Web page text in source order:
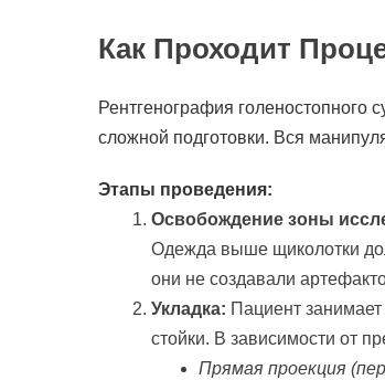
Как Проходит
Рентгенография
сложной подготовки. Вся
Этапы проведения:
Освобождение зоны
Одежда выше щиколотки
они не создавали
Укладка: Пациент
стойки. В зависимости от
Прямая проекция